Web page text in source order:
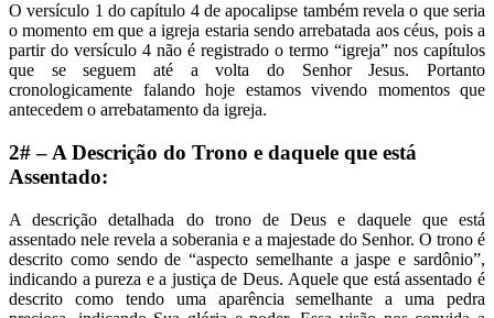
O versículo 1 do capítulo 4 de apocalipse também revela o que seria
o momento em que a igreja estaria sendo arrebatada aos céus, pois a
partir do versículo 4 não é registrado o termo “igreja” nos capítulos
que se seguem até a volta do Senhor Jesus. Portanto
cronologicamente falando hoje estamos vivendo momentos que
antecedem o arrebatamento da igreja.
2# – A Descrição do Trono e daquele que está
Assentado:
A descrição detalhada do trono de Deus e daquele que está
assentado nele revela a soberania e a majestade do Senhor. O trono é
descrito como sendo de “aspecto semelhante a jaspe e sardônio”,
indicando a pureza e a justiça de Deus. Aquele que está assentado é
descrito como tendo uma aparência semelhante a uma pedra